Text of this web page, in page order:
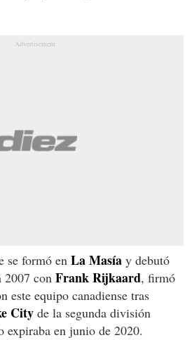
se formó en La Masía y debutó
2007 con Frank Rijkaard, firmó
este equipo canadiense tras
City de la segunda división
expiraba en junio de 2020.